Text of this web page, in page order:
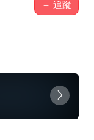
＋ 追蹤